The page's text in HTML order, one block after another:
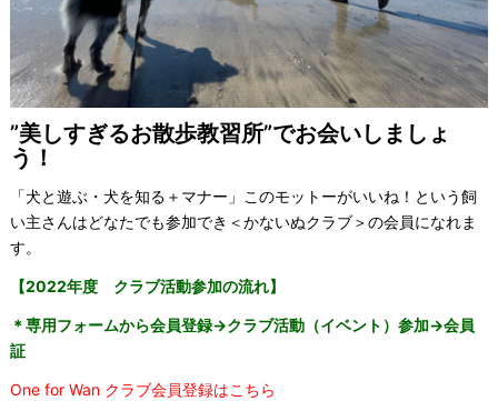
”美しすぎるお散歩教習所”でお会いしましょ
う！
「犬と遊ぶ・犬を知る＋マナー」このモットーがいいね！という飼
い主さんはどなたでも参加でき＜かないぬクラブ＞の会員になれま
す。
【2022年度 クラブ活動参加の流れ】
＊専用フォームから会員登録→クラブ活動（イベント）参加→会員
証
One for Wan クラブ会員登録はこちら